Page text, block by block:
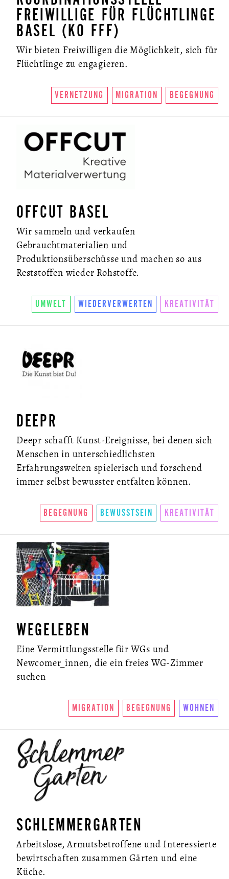
FREIWILLIGE FÜR FLÜCHTLINGE
BASEL (KO FFF)
Wir bieten Freiwilligen die Möglichkeit, sich für
Flüchtlinge zu engagieren.
VERNETZUNG MIGRATION BEGEGNUNG
OFFCUT BASEL
Wir sammeln und verkaufen
Gebrauchtmaterialien und
Produktionsüberschüsse und machen so aus
Reststoffen wieder Rohstoffe.
UMWELT WIEDERVERWERTEN KREATIVITÄT
DEEPR
Deepr schafft Kunst-Ereignisse, bei denen sich
Menschen in unterschiedlichsten
Erfahrungswelten spielerisch und forschend
immer selbst bewusster entfalten können.
BEGEGNUNG BEWUSSTSEIN KREATIVITÄT
WEGELEBEN
Eine Vermittlungsstelle für WGs und
Newcomer_innen, die ein freies WG-Zimmer
suchen
MIGRATION BEGEGNUNG WOHNEN
SCHLEMMERGARTEN
Arbeitslose, Armutsbetroffene und Interessierte
bewirtschaften zusammen Gärten und eine
Küche.